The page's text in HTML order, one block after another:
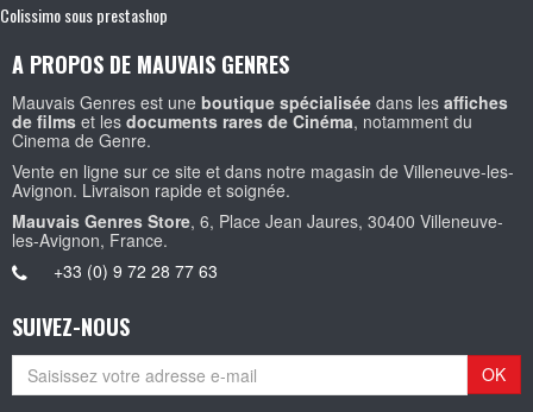
Colissimo sous prestashop
A PROPOS DE MAUVAIS GENRES
Mauvais Genres est une boutique spécialisée dans les affiches
de films et les documents rares de Cinéma, notamment du
Cinema de Genre.
Vente en ligne sur ce site et dans notre magasin de Villeneuve-les-
Avignon. Livraison rapide et soignée.
Mauvais Genres Store, 6, Place Jean Jaures, 30400 Villeneuve-
les-Avignon, France.
+33 (0) 9 72 28 77 63
SUIVEZ-NOUS
OK